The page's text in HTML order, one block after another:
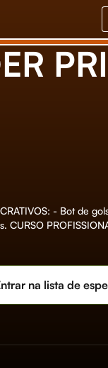
- Bot de
CURSO
na lista de